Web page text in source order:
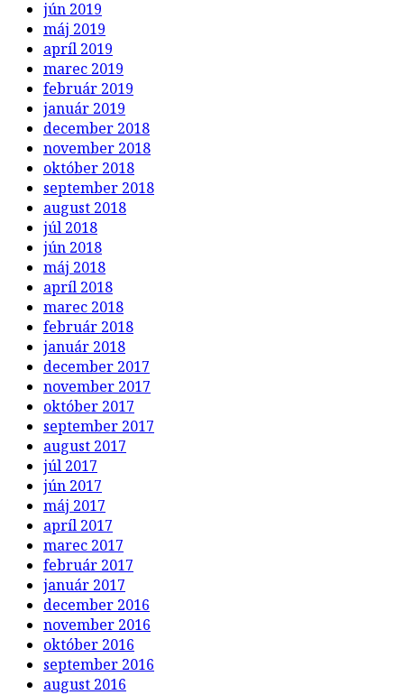
jún 2019
máj 2019
apríl 2019
marec 2019
február 2019
január 2019
december 2018
november 2018
október 2018
september 2018
august 2018
júl 2018
jún 2018
máj 2018
apríl 2018
marec 2018
február 2018
január 2018
december 2017
november 2017
október 2017
september 2017
august 2017
júl 2017
jún 2017
máj 2017
apríl 2017
marec 2017
február 2017
január 2017
december 2016
november 2016
október 2016
september 2016
august 2016